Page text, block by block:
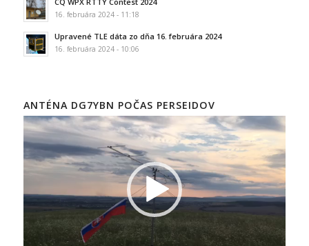
16. februára 2024 - 11:18
Upravené TLE dáta zo dňa 16. februára 2024
16. februára 2024 - 10:06
ANTÉNA DG7YBN POČAS PERSEIDOV